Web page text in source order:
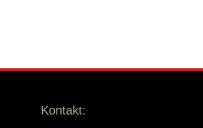
Kontakt: